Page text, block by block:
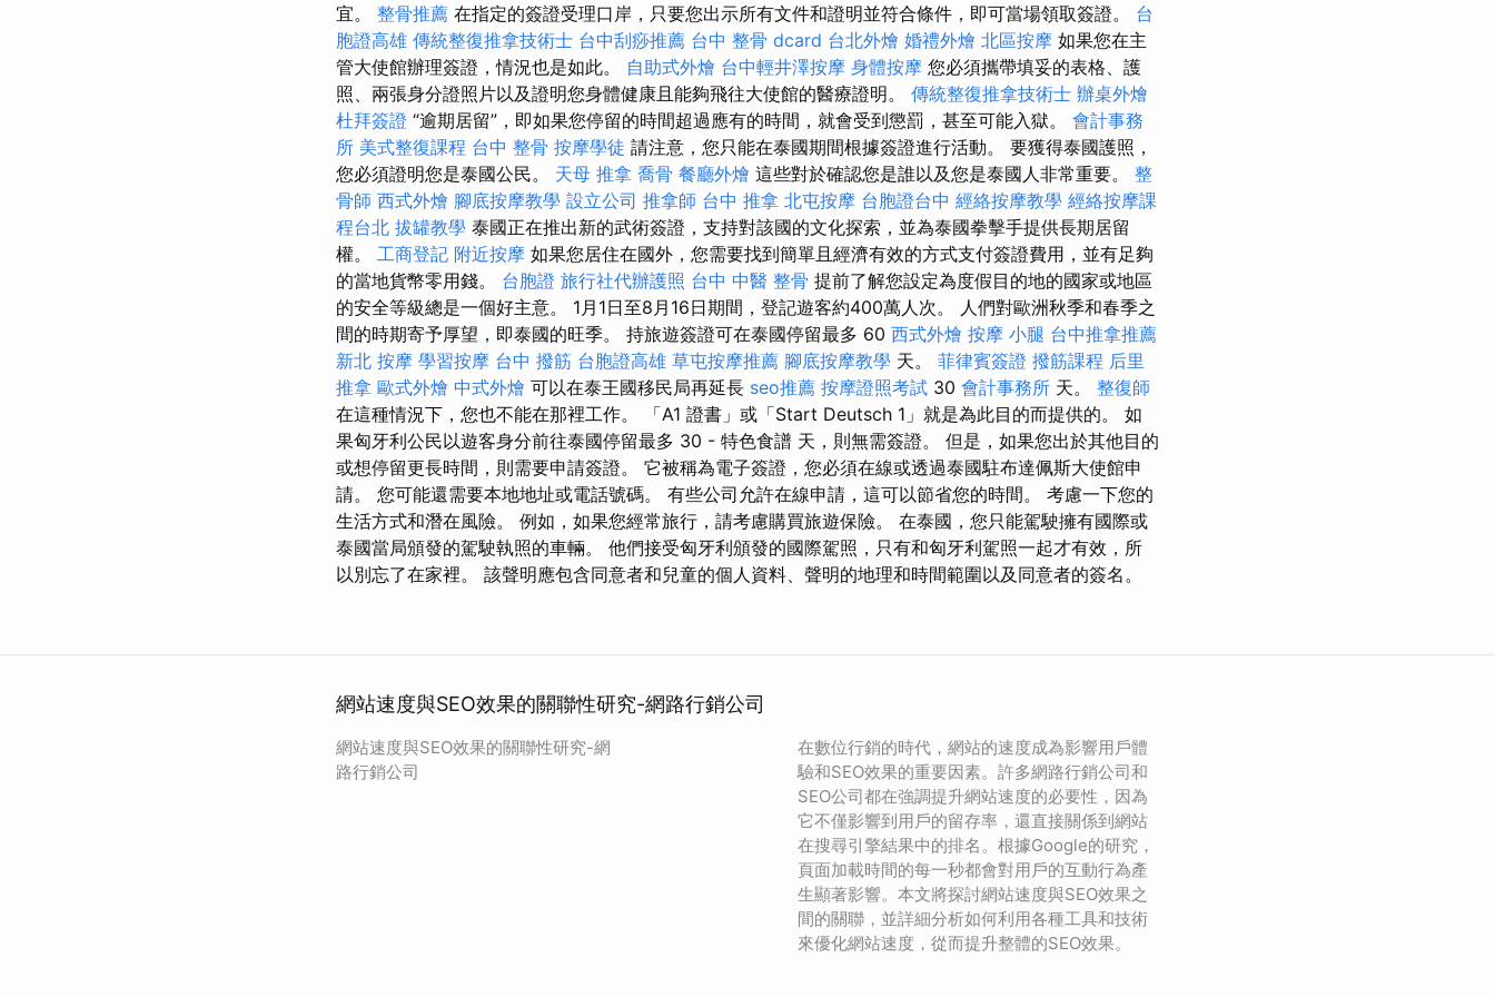
宜。 整骨推薦 在指定的簽證受理口岸，只要您出示所有文件和證明並符合條件，即可當場領取簽證。 台
胞證高雄 傳統整復推拿技術士 台中刮痧推薦 台中 整骨 dcard 台北外燴 婚禮外燴 北區按摩 如果您在主
管大使館辦理簽證，情況也是如此。 自助式外燴 台中輕井澤按摩 身體按摩 您必須攜帶填妥的表格、護
照、兩張身分證照片以及證明您身體健康且能夠飛往大使館的醫療證明。 傳統整復推拿技術士 辦桌外燴
杜拜簽證 “逾期居留”，即如果您停留的時間超過應有的時間，就會受到懲罰，甚至可能入獄。 會計事務
所 美式整復課程 台中 整骨 按摩學徒 請注意，您只能在泰國期間根據簽證進行活動。 要獲得泰國護照，
您必須證明您是泰國公民。 天母 推拿 喬骨 餐廳外燴 這些對於確認您是誰以及您是泰國人非常重要。 整
骨師 西式外燴 腳底按摩教學 設立公司 推拿師 台中 推拿 北屯按摩 台胞證台中 經絡按摩教學 經絡按摩課
程台北 拔罐教學 泰國正在推出新的武術簽證，支持對該國的文化探索，並為泰國拳擊手提供長期居留
權。 工商登記 附近按摩 如果您居住在國外，您需要找到簡單且經濟有效的方式支付簽證費用，並有足夠
的當地貨幣零用錢。 台胞證 旅行社代辦護照 台中 中醫 整骨 提前了解您設定為度假目的地的國家或地區
的安全等級總是一個好主意。 1月1日至8月16日期間，登記遊客約400萬人次。 人們對歐洲秋季和春季之
間的時期寄予厚望，即泰國的旺季。 持旅遊簽證可在泰國停留最多 60 西式外燴 按摩 小腿 台中推拿推薦
新北 按摩 學習按摩 台中 撥筋 台胞證高雄 草屯按摩推薦 腳底按摩教學 天。 菲律賓簽證 撥筋課程 后里
推拿 歐式外燴 中式外燴 可以在泰王國移民局再延長 seo推薦 按摩證照考試 30 會計事務所 天。 整復師
在這種情況下，您也不能在那裡工作。 「A1 證書」或「Start Deutsch 1」就是為此目的而提供的。 如
果匈牙利公民以遊客身分前往泰國停留最多 30 - 特色食譜 天，則無需簽證。 但是，如果您出於其他目的
或想停留更長時間，則需要申請簽證。 它被稱為電子簽證，您必須在線或透過泰國駐布達佩斯大使館申
請。 您可能還需要本地地址或電話號碼。 有些公司允許在線申請，這可以節省您的時間。 考慮一下您的
生活方式和潛在風險。 例如，如果您經常旅行，請考慮購買旅遊保險。 在泰國，您只能駕駛擁有國際或
泰國當局頒發的駕駛執照的車輛。 他們接受匈牙利頒發的國際駕照，只有和匈​​牙利駕照一起才有效，所
以別忘了在家裡。 該聲明應包含同意者和兒童的個人資料、聲明的地理和時間範圍以及同意者的簽名。
網站速度與SEO效果的關聯性研究-網路行銷公司
網站速度與SEO效果的關聯性研究-網
路行銷公司
在數位行銷的時代，網站的速度成為影響用戶體
驗和SEO效果的重要因素。許多網路行銷公司和
SEO公司都在強調提升網站速度的必要性，因為
它不僅影響到用戶的留存率，還直接關係到網站
在搜尋引擎結果中的排名。根據Google的研究，
頁面加載時間的每一秒都會對用戶的互動行為產
生顯著影響。本文將探討網站速度與SEO效果之
間的關聯，並詳細分析如何利用各種工具和技術
來優化網站速度，從而提升整體的SEO效果。